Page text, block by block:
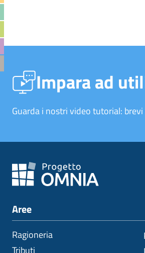
Impara ad
Guarda i nostri video tutorial:
Aree
Ragioneria
Tributi